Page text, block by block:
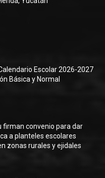
Escolar 2026-2027
Básica y Normal
firman convenio para dar
a planteles escolares
zonas rurales y ejidales